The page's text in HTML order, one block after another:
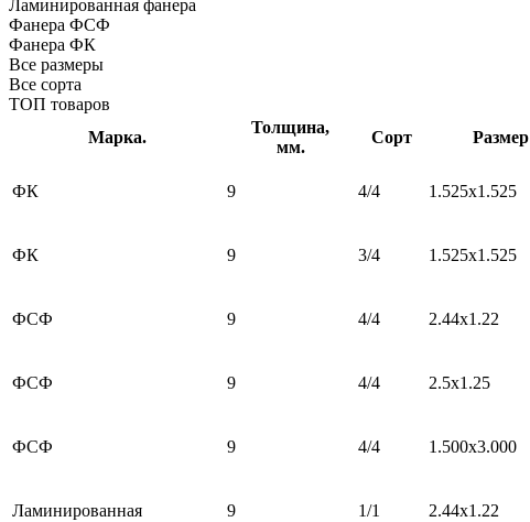
Ламинированная фанера
Фанера ФСФ
Фанера ФК
Все размеры
Все сорта
ТОП товаров
Марка.
Толщина,
мм.
Сорт Размер
ФК 9 4/4 1.525х1.525
ФК 9 3/4 1.525х1.525
ФСФ 9 4/4 2.44х1.22
ФСФ 9 4/4 2.5х1.25
ФСФ 9 4/4 1.500x3.000
Ламинированная 9 1/1 2.44х1.22